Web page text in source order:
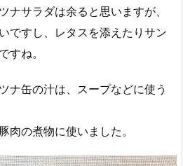
ナサラダは余ると思いますが、
ですし、レタスを添えたりサン
すね。
ナ缶の汁は、スープなどに使う
肉の煮物に使いました。